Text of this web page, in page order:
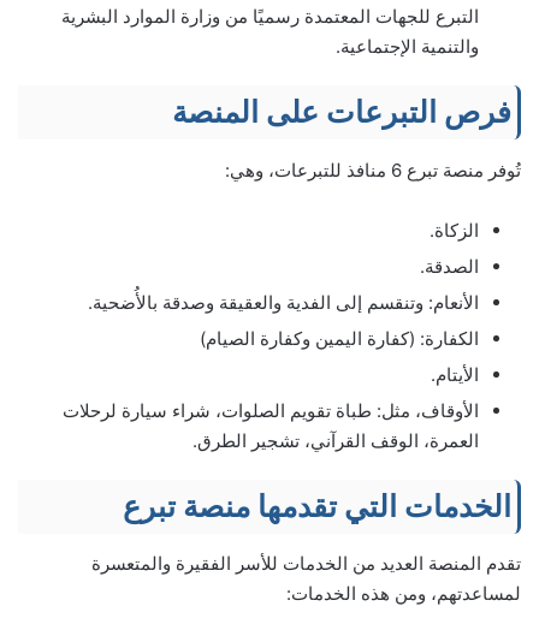
التبرع للجهات المعتمدة رسميًا من وزارة الموارد البشرية
والتنمية الإجتماعية.
فرص التبرعات على المنصة
تُوفر منصة تبرع 6 منافذ للتبرعات، وهي:
الزكاة.
الصدقة.
الأنعام: وتنقسم إلى الفدية والعقيقة وصدقة بالأُضحية.
الكفارة: (كفارة اليمين وكفارة الصيام)
الأيتام.
الأوقاف، مثل: طباة تقويم الصلوات، شراء سيارة لرحلات
العمرة، الوقف القرآني، تشجير الطرق.
الخدمات التي تقدمها منصة تبرع
تقدم المنصة العديد من الخدمات للأسر الفقيرة والمتعسرة
لمساعدتهم، ومن هذه الخدمات: